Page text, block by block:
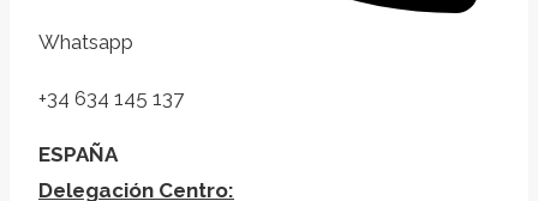
Whatsapp
+34 634 145 137
ESPAÑA
Delegación Centro: